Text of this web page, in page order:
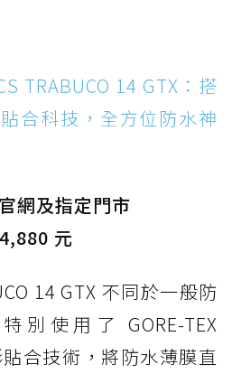
TRABUCO 14 GTX：搭
合科技，全方位防水神
網及指定門市
元
14 GTX 不同於一般防
別使用了 GORE-TEX
貼合技術，將防水薄膜直